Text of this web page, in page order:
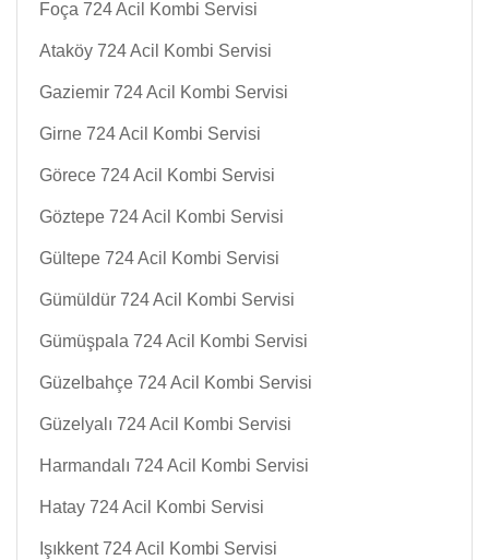
Foça 724 Acil Kombi Servisi
Ataköy 724 Acil Kombi Servisi
Gaziemir 724 Acil Kombi Servisi
Girne 724 Acil Kombi Servisi
Görece 724 Acil Kombi Servisi
Göztepe 724 Acil Kombi Servisi
Gültepe 724 Acil Kombi Servisi
Gümüldür 724 Acil Kombi Servisi
Gümüşpala 724 Acil Kombi Servisi
Güzelbahçe 724 Acil Kombi Servisi
Güzelyalı 724 Acil Kombi Servisi
Harmandalı 724 Acil Kombi Servisi
Hatay 724 Acil Kombi Servisi
Işıkkent 724 Acil Kombi Servisi